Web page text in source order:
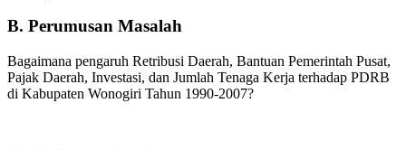
B. Perumusan Masalah
Bagaimana pengaruh Retribusi Daerah, Bantuan Pemerintah Pusat,
Pajak Daerah, Investasi, dan Jumlah Tenaga Kerja terhadap PDRB
di Kabupaten Wonogiri Tahun 1990-2007?